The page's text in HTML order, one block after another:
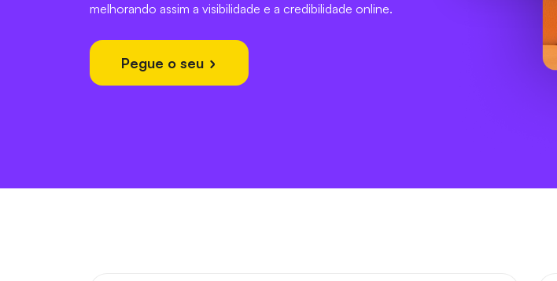
melhorando assim a visibilidade e a credibilidade online.
Pegue o seu